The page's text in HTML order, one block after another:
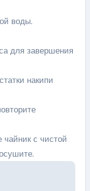
воды.
для завершения
накипи
чайник с чистой